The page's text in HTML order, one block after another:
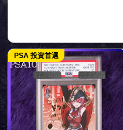
PSA 投資首選